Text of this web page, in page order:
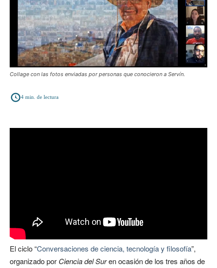
Collage con las fotos enviadas por personas que conocieron a Servín.
4 min. de lectura
El ciclo “Conversaciones de ciencia, tecnología y filosofía”,
organizado por Ciencia del Suren ocasión de los tres años de